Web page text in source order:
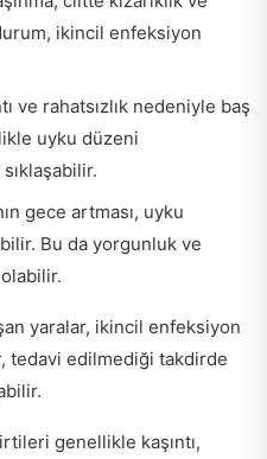
ikincil enfeksiyon
ve rahatsızlık nedeniyle baş
uyku düzeni
gece artması, uyku
Bu da yorgunluk ve
olabilir.
yaralar, ikincil enfeksiyon
tedavi edilmediği takdirde
genellikle kaşıntı,